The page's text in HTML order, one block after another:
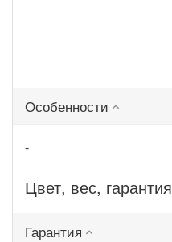
Особенности
-
Цвет, вес, гарантия
Гарантия